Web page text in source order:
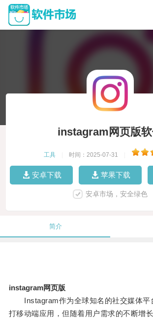
instagram网页版
工具 时间：2025-07-31
安卓下载 苹果下载
安卓市场，安全绿色
简介
instagram网页版
Instagram作为全球知名的社交媒体平
打移动端应用，但随着用户需求的不断增